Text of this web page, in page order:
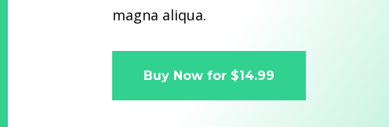
magna aliqua.
Buy Now for $14.99